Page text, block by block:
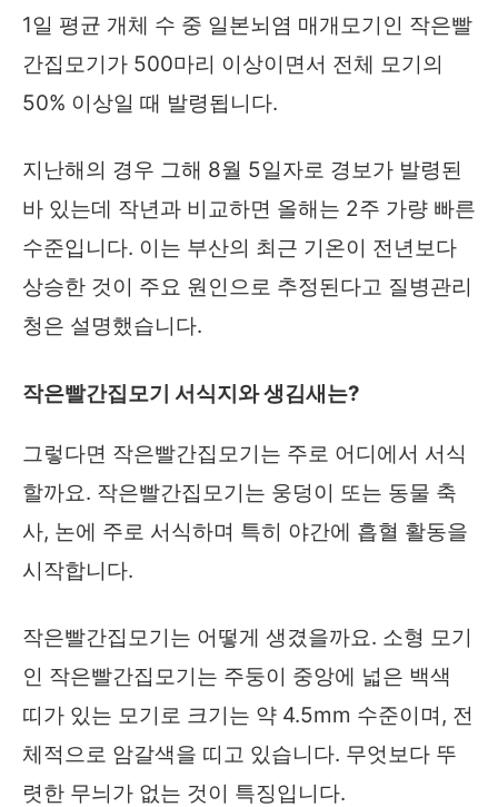
1일 평균 개체 수 중 일본뇌염 매개모기인 작은빨
간집모기가 500마리 이상이면서 전체 모기의
50% 이상일 때 발령됩니다.
지난해의 경우 그해 8월 5일자로 경보가 발령된
바 있는데 작년과 비교하면 올해는 2주 가량 빠른
수준입니다. 이는 부산의 최근 기온이 전년보다
상승한 것이 주요 원인으로 추정된다고 질병관리
청은 설명했습니다.
작은빨간집모기 서식지와 생김새는?
그렇다면 작은빨간집모기는 주로 어디에서 서식
할까요. 작은빨간집모기는 웅덩이 또는 동물 축
사, 논에 주로 서식하며 특히 야간에 흡혈 활동을
시작합니다.
작은빨간집모기는 어떻게 생겼을까요. 소형 모기
인 작은빨간집모기는 주둥이 중앙에 넓은 백색
띠가 있는 모기로 크기는 약 4.5mm 수준이며, 전
체적으로 암갈색을 띠고 있습니다. 무엇보다 뚜
렷한 무늬가 없는 것이 특징입니다.